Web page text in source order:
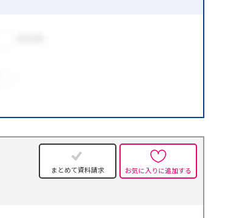
まとめて資料請求 お気に入りに追加する